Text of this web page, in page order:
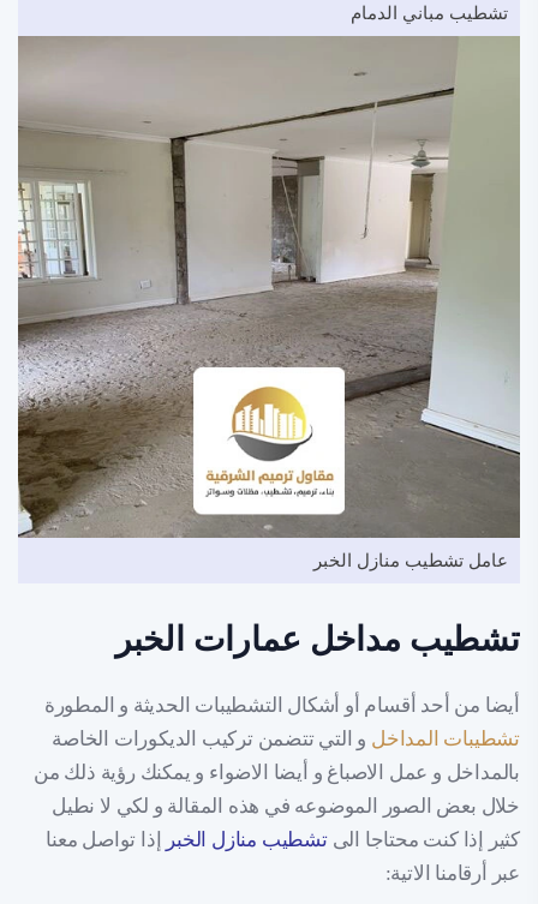
تشطيب مباني الدمام
عامل تشطيب منازل الخبر
تشطيب مداخل عمارات الخبر
أيضا من أحد أقسام أو أشكال التشطيبات الحديثة و المطورة
تشطيبات المداخل و التي تتضمن تركيب الديكورات الخاصة
بالمداخل و عمل الاصباغ و أيضا الاضواء و يمكنك رؤية ذلك من
خلال بعض الصور الموضوعه في هذه المقالة و لكي لا نطيل
كثير إذا كنت محتاجا الىتشطيب منازل الخبر
إذا تواصل معنا
عبر أرقامنا الاتية: